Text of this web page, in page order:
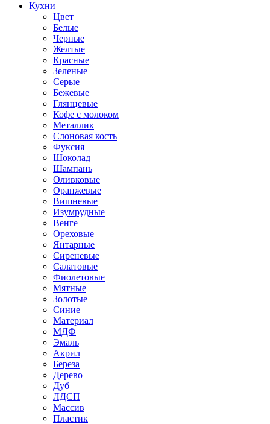
Кухни
Цвет
Белые
Черные
Желтые
Красные
Зеленые
Серые
Бежевые
Глянцевые
Кофе с молоком
Металлик
Слоновая кость
Фуксия
Шоколад
Шампань
Оливковые
Оранжевые
Вишневые
Изумрудные
Венге
Ореховые
Янтарные
Сиреневые
Салатовые
Фиолетовые
Мятные
Золотые
Синие
Материал
МДФ
Эмаль
Акрил
Береза
Дерево
Дуб
ЛДСП
Массив
Пластик